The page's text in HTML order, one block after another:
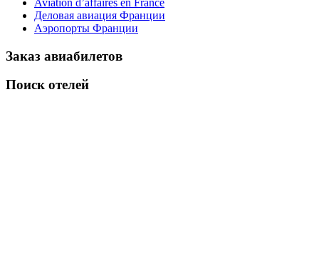
Деловая авиация Франции
Аэропорты Франции
Заказ авиабилетов
Поиск отелей